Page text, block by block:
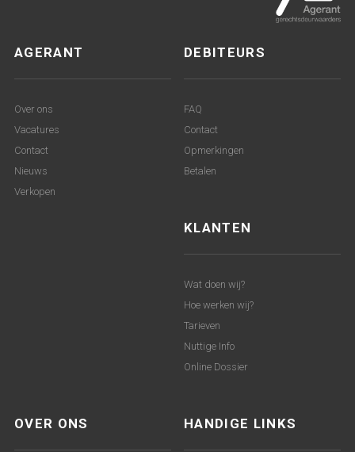
AGERANT
Over ons
Vacatures
Contact
Nieuws
Verkopen
DEBITEURS
FAQ
Contact
Opmerkingen
Betalen
KLANTEN
Wat doen wij?
Hoe werken wij?
Tarieven
Nuttige Info
Online Dossier
OVER ONS HANDIGE LINKS